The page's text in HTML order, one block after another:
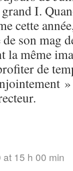
I.
cette
son mag
la même
de
15 h 00 min